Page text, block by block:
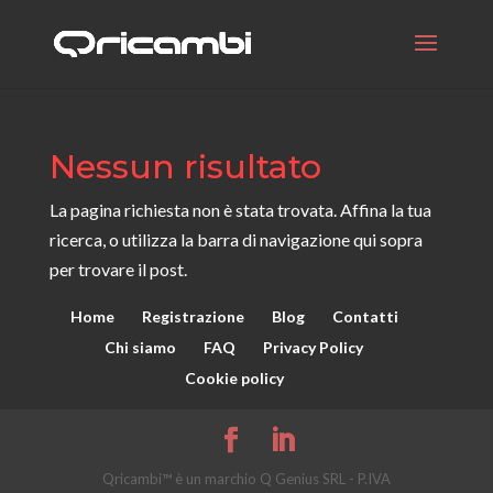
Nessun risultato
La pagina richiesta non è stata trovata. Affina la tua
ricerca, o utilizza la barra di navigazione qui sopra
per trovare il post.
Home Registrazione Blog
Contatti
Chi siamo
FAQ
Privacy Policy
Cookie policy
Qricambi™ è un marchio Q Genius SRL - P.IVA